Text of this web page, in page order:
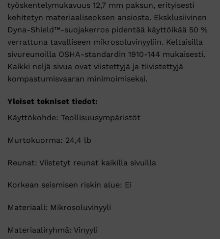
työskentelymukavuus 12,7 mm paksun, erityisesti
kehitetyn materiaaliseoksen ansiosta. Eksklusiivinen
Dyna-Shield™-suojakerros pidentää käyttöikää 50 %
verrattuna tavalliseen mikrosoluvinyyliin. Keltaisilla
sivureunoilla OSHA-standardin 1910-144 mukaisesti.
Kaikki neljä sivua ovat viistettyjä ja tiivistettyjä
kompastumisvaaran minimoimiseksi.
Yleiset tekniset tiedot:
Käyttökohde: Teollisuusympäristöt
Murtokuorma: 24,4 lb
Reunat: Viistetyt reunat kaikilla sivuilla
Korkean seismisen riskin alue: Ei
Materiaali: Mikrosoluvinyyli
Materiaaliryhmä: Vinyyli